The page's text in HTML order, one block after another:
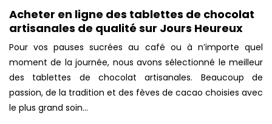
Acheter en ligne des tablettes de chocolat
artisanales de qualité sur Jours Heureux
Pour vos pauses sucrées au café ou à n’importe quel
moment de la journée, nous avons sélectionné le meilleur
des tablettes de chocolat artisanales. Beaucoup de
passion, de la tradition et des fèves de cacao choisies avec
le plus grand soin…